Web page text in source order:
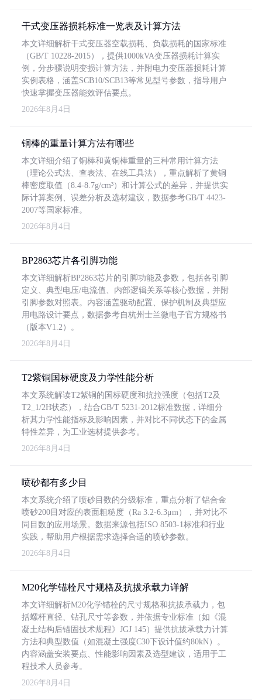
干式变压器损耗标准一览表及计算方法
本文详细解析干式变压器空载损耗、负载损耗的国家标准
（GB/T 10228-2015），提供1000kVA变压器损耗计算实
例，分步骤说明变损计算方法，并附电力变压器损耗计算
实例表格，涵盖SCB10/SCB13等常见型号参数，指导用户
快速掌握变压器能效评估要点。
2026年8月4日
铜棒的重量计算方法有哪些
本文详细介绍了铜棒和黄铜棒重量的三种常用计算方法
（理论公式法、查表法、在线工具法），重点解析了黄铜
棒密度取值（8.4-8.7g/cm³）和计算公式的差异，并提供实
际计算案例、误差分析及选材建议，数据参考GB/T 4423-
2007等国家标准。
2026年8月4日
BP2863芯片各引脚功能
本文详细解析BP2863芯片的引脚功能及参数，包括各引脚
定义、典型电压/电流值、内部逻辑关系等核心数据，并附
引脚参数对照表。内容涵盖驱动配置、保护机制及典型应
用电路设计要点，数据参考自杭州士兰微电子官方规格书
（版本V1.2）。
2026年8月4日
T2紫铜国标硬度及力学性能分析
本文系统解读T2紫铜的国标硬度和抗拉强度（包括T2及
T2_1/2H状态），结合GB/T 5231-2012标准数据，详细分
析其力学性能指标及影响因素，并对比不同状态下的金属
特性差异，为工业选材提供参考。
2026年8月4日
喷砂都有多少目
本文系统介绍了喷砂目数的分级标准，重点分析了铝合金
喷砂200目对应的表面粗糙度（Ra 3.2-6.3μm），并对比不
同目数的应用场景。数据来源包括ISO 8503-1标准和行业
实践，帮助用户根据需求选择合适的喷砂参数。
2026年8月4日
M20化学锚栓尺寸规格及抗拔承载力详解
本文详细解析M20化学锚栓的尺寸规格和抗拔承载力，包
括螺杆直径、钻孔尺寸等参数，并依据专业标准（如《混
凝土结构后锚固技术规程》JGJ 145）提供抗拔承载力计算
方法和典型数值（如混凝土强度C30下设计值约80kN）。
内容涵盖安装要点、性能影响因素及选型建议，适用于工
程技术人员参考。
2026年8月4日